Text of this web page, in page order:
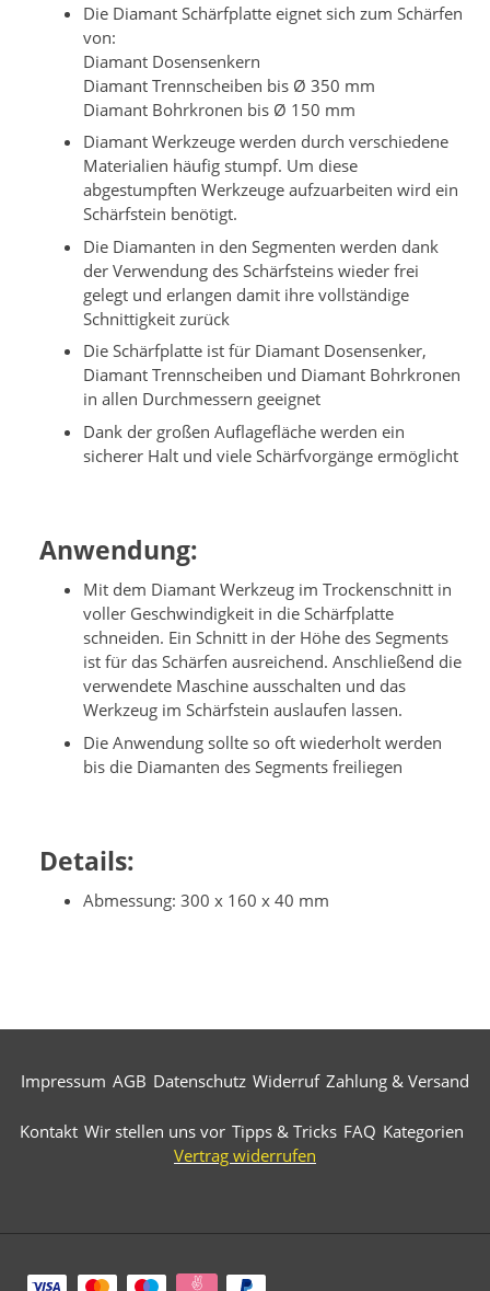
Die Diamant Schärfplatte eignet sich zum Schärfen
von:
Diamant Dosensenkern
Diamant Trennscheiben bis Ø 350 mm
Diamant Bohrkronen bis Ø 150 mm
Diamant Werkzeuge werden durch verschiedene
Materialien häufig stumpf. Um diese
abgestumpften Werkzeuge aufzuarbeiten wird ein
Schärfstein benötigt.
Die Diamanten in den Segmenten werden dank
der Verwendung des Schärfsteins wieder frei
gelegt und erlangen damit ihre vollständige
Schnittigkeit zurück
Die Schärfplatte ist für Diamant Dosensenker,
Diamant Trennscheiben und Diamant Bohrkronen
in allen Durchmessern geeignet
Dank der großen Auflagefläche werden ein
sicherer Halt und viele Schärfvorgänge ermöglicht
Anwendung:
Mit dem Diamant Werkzeug im Trockenschnitt in
voller Geschwindigkeit in die Schärfplatte
schneiden. Ein Schnitt in der Höhe des Segments
ist für das Schärfen ausreichend. Anschließend die
verwendete Maschine ausschalten und das
Werkzeug im Schärfstein auslaufen lassen.
Die Anwendung sollte so oft wiederholt werden
bis die Diamanten des Segments freiliegen
Details:
Abmessung: 300 x 160 x 40 mm
Impressum AGB Datenschutz Widerruf Zahlung & Versand
Kontakt Wir stellen uns vor Tipps & Tricks FAQ Kategorien
Vertrag widerrufen
Zahlungsarten